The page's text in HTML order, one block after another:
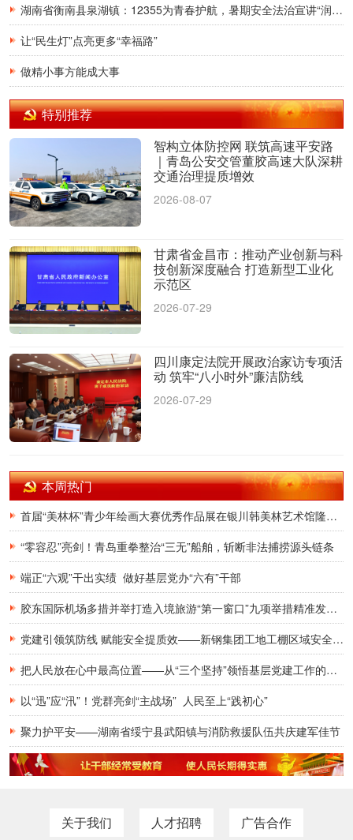
湖南省衡南县泉湖镇：12355为青春护航，暑期安全法治宣讲“润”童心
让“民生灯”点亮更多“幸福路”
做精小事方能成大事
特别推荐
智构立体防控网 联筑高速平安路
｜青岛公安交管董胶高速大队深耕
交通治理提质增效
2026-08-07
甘肃省金昌市：推动产业创新与科
技创新深度融合 打造新型工业化
示范区
2026-07-29
四川康定法院开展政治家访专项活
动 筑牢“八小时外”廉洁防线
2026-07-29
本周热门
首届“美林杯”青少年绘画大赛优秀作品展在银川韩美林艺术馆隆重开幕
“零容忍”亮剑！青岛重拳整治“三无”船舶，斩断非法捕捞源头链条
端正“六观”干出实绩 做好基层党办“六有”干部
胶东国际机场多措并举打造入境旅游“第一窗口”九项举措精准发力，助力青岛建设国际滨海旅游度假胜地
党建引领筑防线 赋能安全提质效——新钢集团工地工棚区域安全管理创新实践研究
把人民放在心中最高位置——从“三个坚持”领悟基层党建工作的为民初心
以“迅”应“汛”！党群亮剑“主战场” 人民至上“践初心”
聚力护平安——湖南省绥宁县武阳镇与消防救援队伍共庆建军佳节
关于我们 人才招聘 广告合作